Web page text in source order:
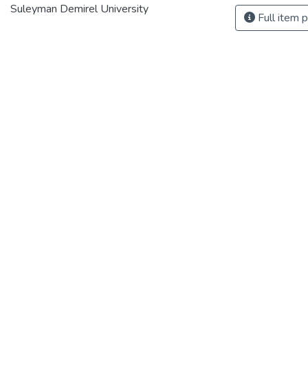
Suleyman Demirel University
Full item